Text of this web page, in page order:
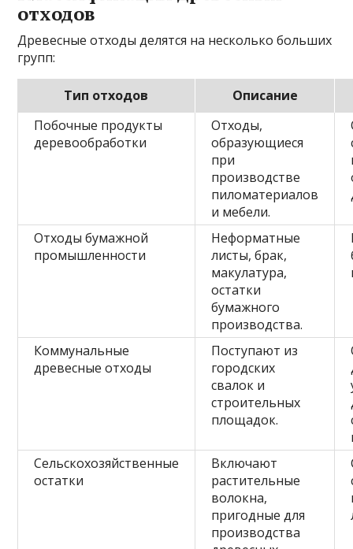
отходов
Древесные отходы делятся на несколько больших
групп:
Тип отходов
Описание
Побочные продукты
деревообработки
Отходы,
образующиеся
при
производстве
пиломатериалов
и мебели.
Отходы бумажной
промышленности
Неформатные
листы, брак,
макулатура,
остатки
бумажного
производства.
Коммунальные
древесные отходы
Поступают из
городских
свалок и
строительных
площадок.
Сельскохозяйственные
остатки
Включают
растительные
волокна,
пригодные для
производства